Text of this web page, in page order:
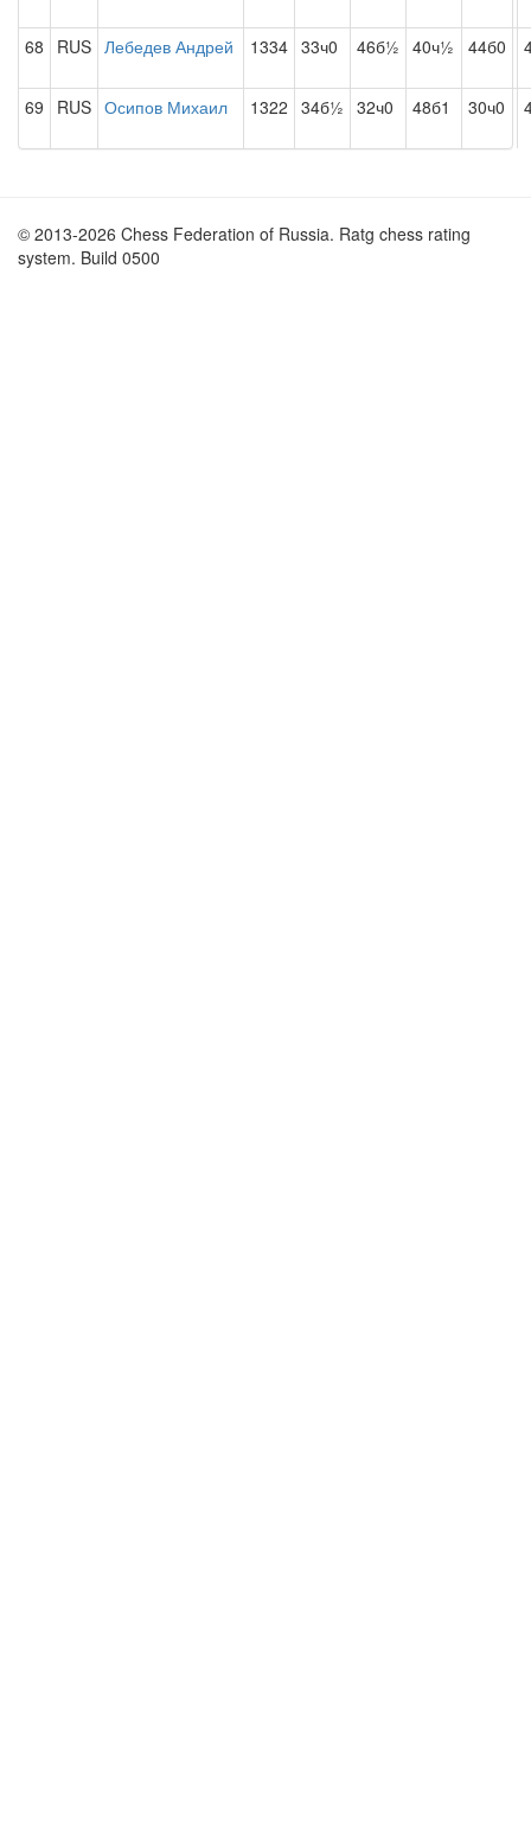
68 RUS Лебедев Андрей 1334 33ч0 46б½ 40ч½ 44б0
69 RUS Осипов Михаил 1322 34б½ 32ч0 48б1 30ч0
© 2013-2026 Chess Federation of Russia. Ratg chess rating
system. Build 0500